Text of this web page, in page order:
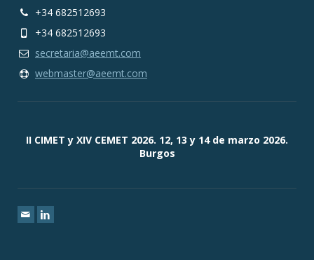
+34 682512693
+34 682512693
secretaria@aeemt.com
webmaster@aeemt.com
II CIMET y XIV CEMET 2026. 12, 13 y 14 de marzo 2026.
Burgos